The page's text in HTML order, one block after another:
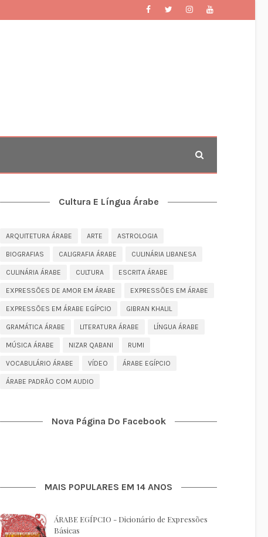
Cultura E Língua Árabe
ARQUITETURA ÁRABE ARTE ASTROLOGIA
BIOGRAFIAS CALIGRAFIA ÁRABE CULINÁRIA LIBANESA
CULINÁRIA ÁRABE CULTURA ESCRITA ÁRABE
EXPRESSÕES DE AMOR EM ÁRABE EXPRESSÕES EM ÁRABE
EXPRESSÕES EM ÁRABE EGÍPCIO GIBRAN KHALIL
GRAMÁTICA ÁRABE LITERATURA ÁRABE LÍNGUA ÁRABE
MÚSICA ÁRABE NIZAR QABANI RUMI
VOCABULÁRIO ÁRABE VÍDEO ÁRABE EGÍPCIO
ÁRABE PADRÃO COM AUDIO
Nova Página Do Facebook
MAIS POPULARES EM 14 ANOS
ÁRABE EGÍPCIO - Dicionário de Expressões
Básicas